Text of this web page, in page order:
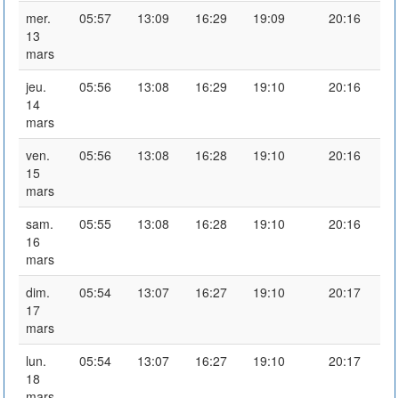
mer.
13
mars
05:57 13:09 16:29 19:09 20:16
jeu.
14
mars
05:56 13:08 16:29 19:10 20:16
ven.
15
mars
05:56 13:08 16:28 19:10 20:16
sam.
16
mars
05:55 13:08 16:28 19:10 20:16
dim.
17
mars
05:54 13:07 16:27 19:10 20:17
lun.
18
05:54 13:07 16:27 19:10 20:17